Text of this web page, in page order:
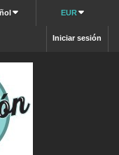
EUR
Iniciar sesión